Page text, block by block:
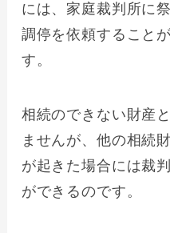
には、家庭裁判所に
調停を依頼すること
す。
相続のできない財産
ませんが、他の相続
が起きた場合には裁
ができるのです。